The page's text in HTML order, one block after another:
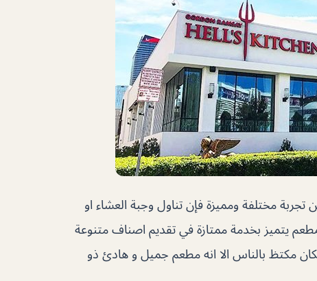
مختلفة ومميزة فإن تناول وجبة العشاء او
يتميز بخدمة ممتازة في تقديم اصناف متنوعة
مكتظ بالناس الا انه مطعم جميل و هادئ ذو